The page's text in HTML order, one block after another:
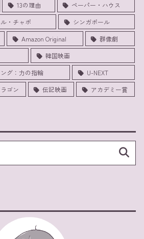
13の理由
ペーパー・ハウス
・チャポ
シンガポール
Amazon Original
群像劇
韓国映画
グ：力の指輪
U-NEXT
ゴン
伝記映画 アカデミー賞